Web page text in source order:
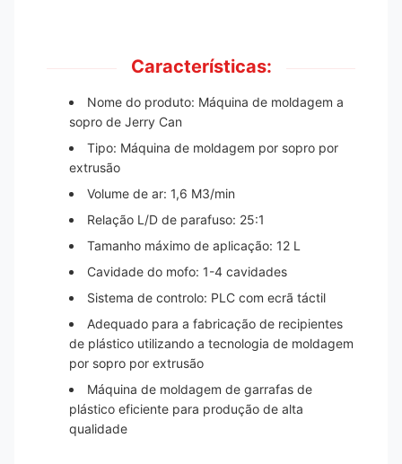
Características:
Nome do produto: Máquina de moldagem a
sopro de Jerry Can
Tipo: Máquina de moldagem por sopro por
extrusão
Volume de ar: 1,6 M3/min
Relação L/D de parafuso: 25:1
Tamanho máximo de aplicação: 12 L
Cavidade do mofo: 1-4 cavidades
Sistema de controlo: PLC com ecrã táctil
Adequado para a fabricação de recipientes
de plástico utilizando a tecnologia de moldagem
por sopro por extrusão
Máquina de moldagem de garrafas de
plástico eficiente para produção de alta
qualidade